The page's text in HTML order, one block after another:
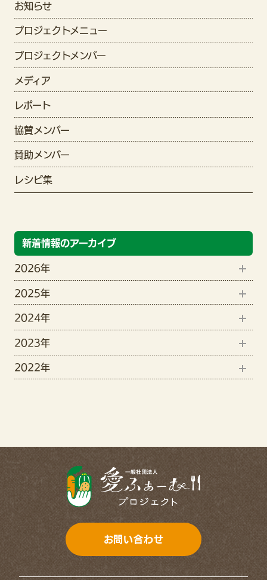
お知らせ
プロジェクトメニュー
プロジェクトメンバー
メディア
レポート
協賛メンバー
賛助メンバー
レシピ集
新着情報のアーカイブ
2026年
8月(1)
6月(2)
5月(3)
4月(3)
2025年
12月(1)
11月(1)
10月(2)
6月(1)
5月(2)
4月(2)
3月(3)
2024年
9月(1)
8月(4)
4月(7)
3月(4)
2月(5)
1月(12)
2023年
12月(15)
9月(11)
8月(5)
7月(8)
6月(11)
5月(8)
2022年
お問い合わせ